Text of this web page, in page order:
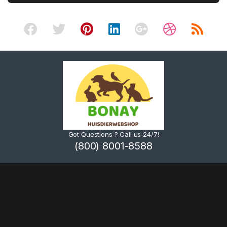
Got Questions ? Call us 24/7!
(800) 8001-8588